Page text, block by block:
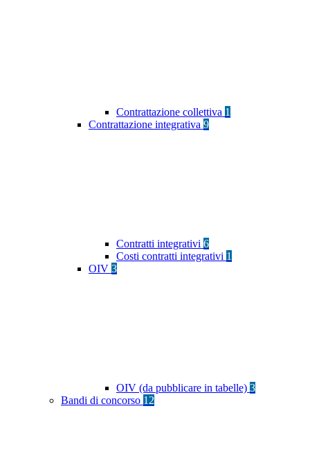
Contrattazione collettiva 1
Contrattazione integrativa 9
Contratti integrativi 6
Costi contratti integrativi 1
OIV 3
OIV (da pubblicare in tabelle) 3
Bandi di concorso 12